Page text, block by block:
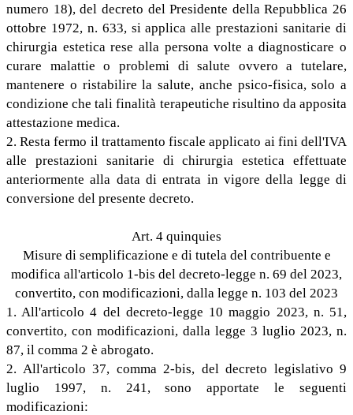
numero 18), del decreto del Presidente della Repubblica 26
ottobre 1972, n. 633, si applica alle prestazioni sanitarie di
chirurgia estetica rese alla persona volte a diagnosticare o
curare malattie o problemi di salute ovvero a tutelare,
mantenere o ristabilire la salute, anche psico-fisica, solo a
condizione che tali finalità terapeutiche risultino da apposita
attestazione medica.
2. Resta fermo il trattamento fiscale applicato ai fini dell'IVA
alle prestazioni sanitarie di chirurgia estetica effettuate
anteriormente alla data di entrata in vigore della legge di
conversione del presente decreto.
Art. 4 quinquies
Misure di semplificazione e di tutela del contribuente e
modifica all'articolo 1-bis del decreto-legge n. 69 del 2023,
convertito, con modificazioni, dalla legge n. 103 del 2023
1. All'articolo 4 del decreto-legge 10 maggio 2023, n. 51,
convertito, con modificazioni, dalla legge 3 luglio 2023, n.
87, il comma 2 è abrogato.
2. All'articolo 37, comma 2-bis, del decreto legislativo 9
luglio 1997, n. 241, sono apportate le seguenti
modificazioni: